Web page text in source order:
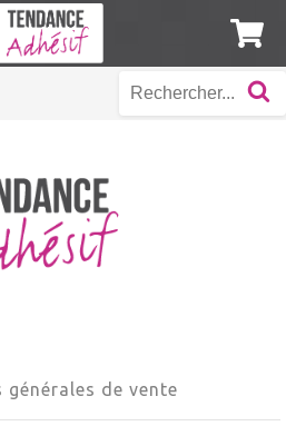
générales de vente